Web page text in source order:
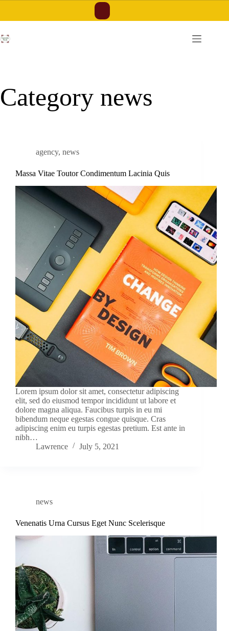
content
Category news
agency, news
Massa Vitae Toutor Condimentum Lacinia Quis
Lorem ipsum dolor sit amet, consectetur adipiscing
elit, sed do eiusmod tempor incididunt ut labore et
dolore magna aliqua. Faucibus turpis in eu mi
bibendum neque egestas congue quisque. Cras
adipiscing enim eu turpis egestas pretium. Est ante in
nibh…
Lawrence
July 5, 2021
news
Venenatis Urna Cursus Eget Nunc Scelerisque